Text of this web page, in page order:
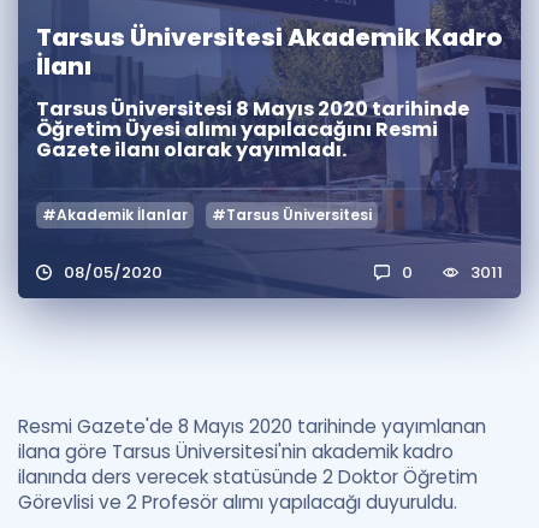
Şifremi Hatırlamıyorum
GİRİŞ YAP
ÜYE DEĞİLİM
Kitaplar ve Kaynaklar
Katılımcı Görüşleri
Faydalı Araçlar
Ücretsiz Kaynaklar
Puan Hesaplama
Kampanyalar
Blog
İngilizce Gramer
Hakkımızda
Kariyer
Soru & Cevap
Tarsus Üniversitesi Akademik Kadro
İlanı
Tarsus Üniversitesi 8 Mayıs 2020 tarihinde
Öğretim Üyesi alımı yapılacağını Resmi
Gazete ilanı olarak yayımladı.
#Akademik İlanlar #Tarsus Üniversitesi
08/05/2020 0 3011
Resmi Gazete'de 8 Mayıs 2020 tarihinde yayımlanan
ilana göre Tarsus Üniversitesi'nin akademik kadro
ilanında ders verecek statüsünde 2 Doktor Öğretim
Görevlisi ve 2 Profesör alımı yapılacağı duyuruldu.